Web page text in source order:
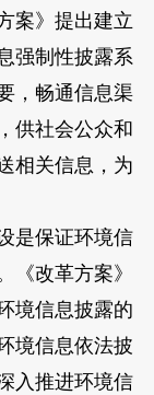
案》提出建立
强制性披露系
，畅通信息渠
供社会公众和
相关信息，为
是保证环境信
《改革方案》
境信息披露的
境信息依法披
入推进环境信